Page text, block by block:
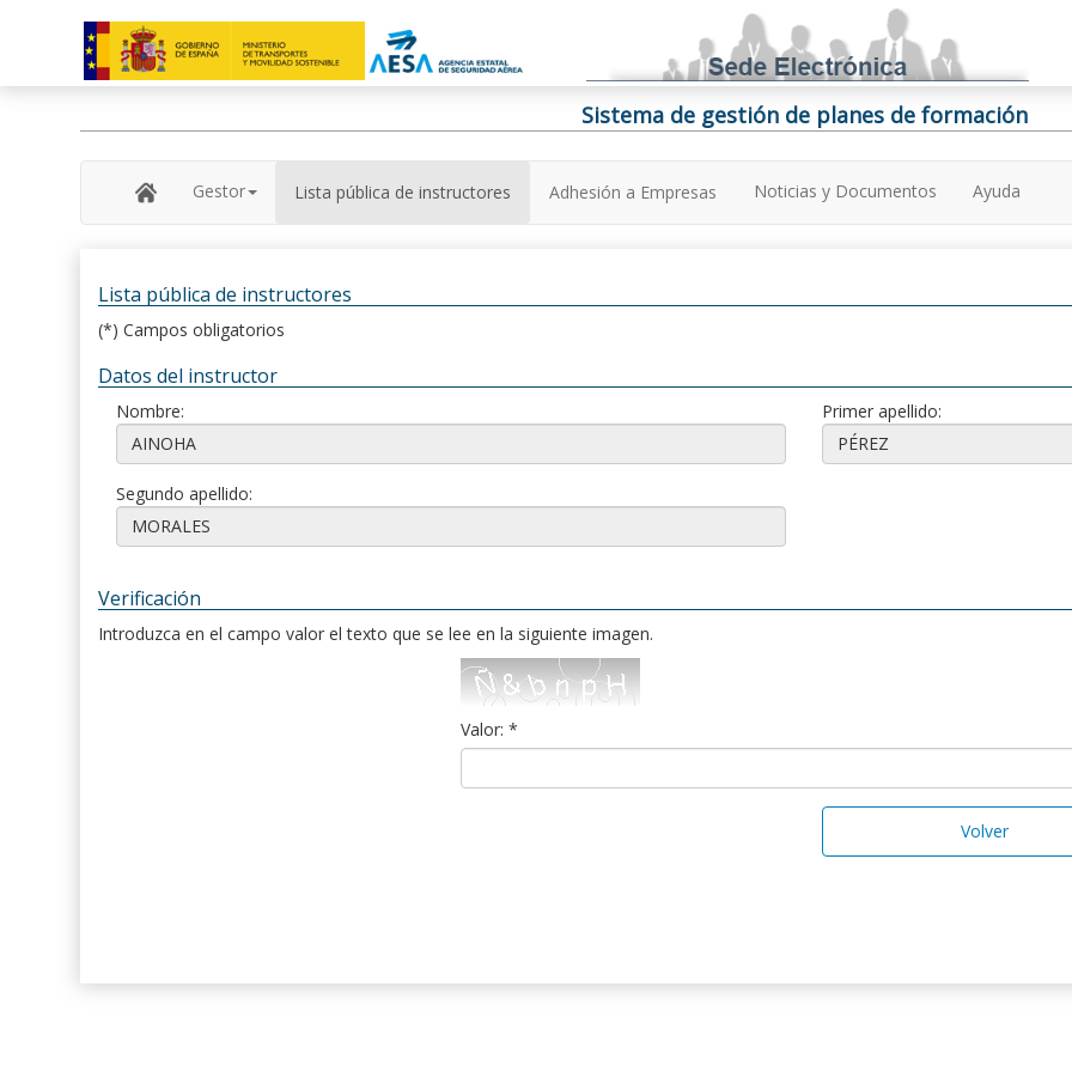
Sistema de gestión de planes de formación
Gestor Lista pública de instructores Adhesión a Empresas Noticias y Documentos Ayuda
Lista pública de instructores
(*) Campos obligatorios
Datos del instructor
Nombre: Primer apellido:
Segundo apellido:
Verificación
Introduzca en el campo valor el texto que se lee en la siguiente imagen.
Valor: *
Volver